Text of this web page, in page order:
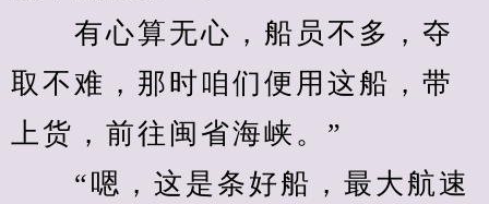
有心算无心，船员不多，夺
取不难，那时咱们便用这船，带
上货，前往闽省海峡。”
“嗯，这是条好船，最大航速